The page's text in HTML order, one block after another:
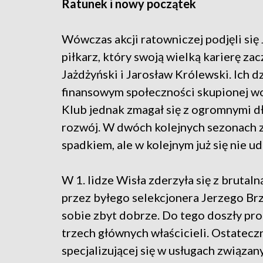
Ratunek i nowy początek
Wówczas akcji ratowniczej podjęli się
piłkarz, który swoją wielką karierę
Jażdżyński i Jarosław Królewski. Ich
finansowym społeczności skupionej
Klub jednak zmagał się z ogromnymi
rozwój. W dwóch kolejnych sezonach
spadkiem, ale w kolejnym już się nie
W 1. lidze Wisła zderzyła się z
przez byłego selekcjonera Jerzego
sobie zbyt dobrze. Do tego doszły
trzech głównych właścicieli.
specjalizującej się w usługach